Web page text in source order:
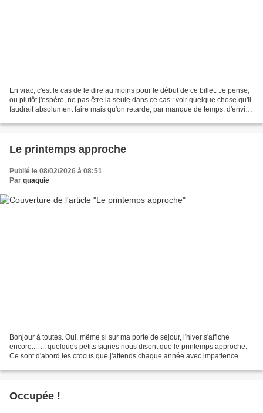
En vrac, c'est le cas de le dire au moins pour le début de ce billet. Je pense,
ou plutôt j'espère, ne pas être la seule dans ce cas : voir quelque chose qu'il
faudrait absolument faire mais qu'on retarde, par manque de temps, d'envie
Le printemps approche
Publié le 08/02/2026 à 08:51
Par quaquie
Bonjour à toutes. Oui, même si sur ma porte de séjour, l'hiver s'affiche
encore.... ... quelques petits signes nous disent que le printemps approche.
Ce sont d'abord les crocus que j'attends chaque année avec impatience.
Occupée !